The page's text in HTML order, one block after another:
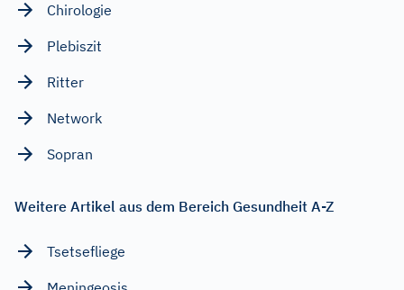
Chirologie
Plebiszit
Ritter
Network
Sopran
Weitere Artikel aus dem Bereich Gesundheit A-Z
Tsetsefliege